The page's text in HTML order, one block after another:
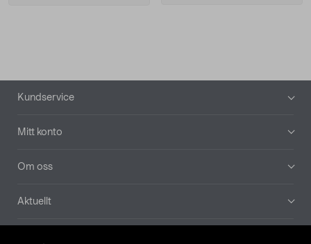
Sidfot
Kundservice
Mitt konto
Om oss
Aktuellt